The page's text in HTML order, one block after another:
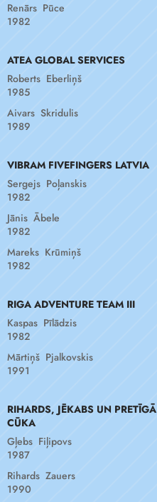
Renārs Pūce
1982
ATEA GLOBAL SERVICES
Roberts Eberliņš
1985
Aivars Skridulis
1989
VIBRAM FIVEFINGERS LATVIA
Sergejs Poļanskis
1982
Jānis Ābele
1982
Mareks Krūmiņš
1982
RIGA ADVENTURE TEAM III
Kaspas Pīlādzis
1982
Mārtiņš Pjalkovskis
1991
RIHARDS, JĒKABS UN PRETĪGĀ
CŪKA
Gļebs Fiļipovs
1987
Rihards Zauers
1990